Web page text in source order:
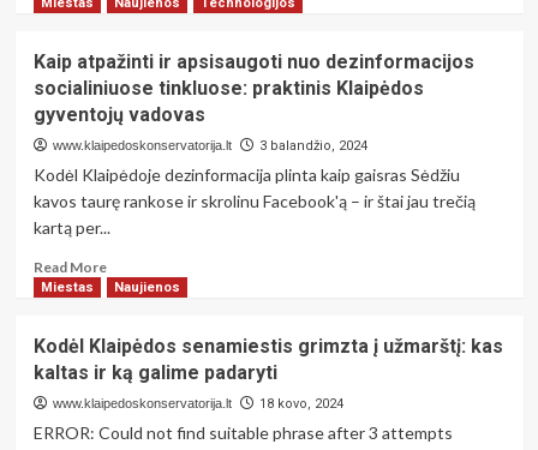
padaryti
atpažinti
ir
apsisaugoti
nuo
socialiniuose
tinkluose:
praktinis
gyventojų
vadovas
Kaip atpažinti ir apsisaugoti nuo dezinformacijos
socialiniuose tinkluose: praktinis Klaipėdos
gyventojų vadovas
www.klaipedoskonservatorija.lt 3 balandžio, 2024
Kodėl Klaipėdoje dezinformacija plinta kaip gaisras Sėdžiu
kavos taurę rankose ir skrolinu Facebook'ą – ir štai jau trečią
kartą per...
Read MoreRead
more
atpažinti
ir
apsisaugoti
nuo
Miestas Naujienos
Kodėl Klaipėdos senamiestis grimzta į užmarštį: kas
kaltas ir ką galime padaryti
www.klaipedoskonservatorija.lt 18 kovo, 2024
ERROR: Could not find suitable phrase after 3 attempts